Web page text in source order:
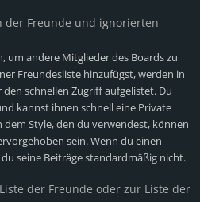
der Freunde und ignorierten
um andere Mitglieder des Boards zu
Freundesliste hinzufügst, werden in
schnellen Zugriff aufgelistet. Du
kannst ihnen schnell eine Private
Style, den du verwendest, können
sein. Wenn du einen
seine Beiträge standardmäßig nicht.
der Freunde oder zur Liste der